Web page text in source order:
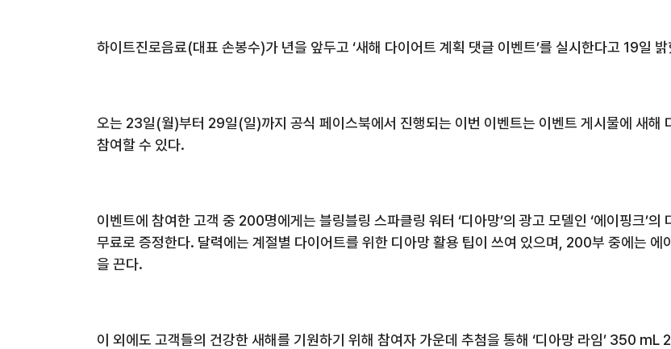
하이트진로음료(대표 손봉수)가 년을 앞두고 ‘새해 다이어트 계획 댓글 이벤트’를 실시한다고 19일
오는 23일(월)부터 29일(일)까지 공식 페이스북에서 진행되는 이번 이벤트는 이벤트 게시물에 새
참여할 수 있다.
이벤트에 참여한 고객 중 200명에게는 블링블링 스파클링 워터 ‘디아망’의 광고 모델인 ‘에이핑크’의
무료로 증정한다. 달력에는 계절별 다이어트를 위한 디아망 활용 팁이 쓰여 있으며 , 200부 중에는 에
을 끈다.
이 외에도 고객들의 건강한 새해를 기원하기 위해 참여자 가운데 추첨을 통해 ‘디아망 라임’ 350 mL